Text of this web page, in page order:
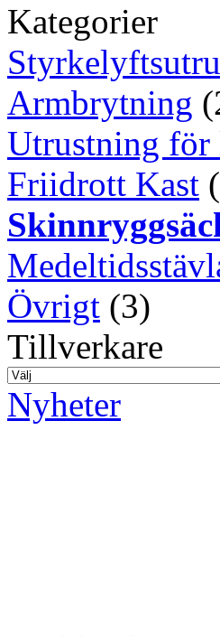
Kategorier
Armbrytning
Utrustning för
Friidrott Kast
Övrigt (3)
Tillverkare
Nyheter